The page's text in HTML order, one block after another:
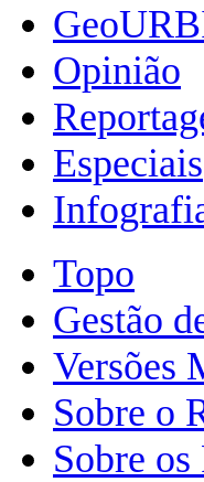
Opinião
Especiais
Topo
Gestão
Versões
Sobre o
Sobre os